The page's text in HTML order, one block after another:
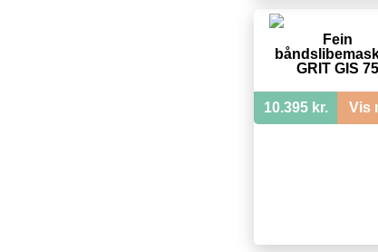
Fein
GRIT GIS 75
10.395 kr. Vis